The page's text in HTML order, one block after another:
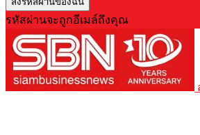
รหัสผ่านจะถูกอีเมล์ถึงคุณ